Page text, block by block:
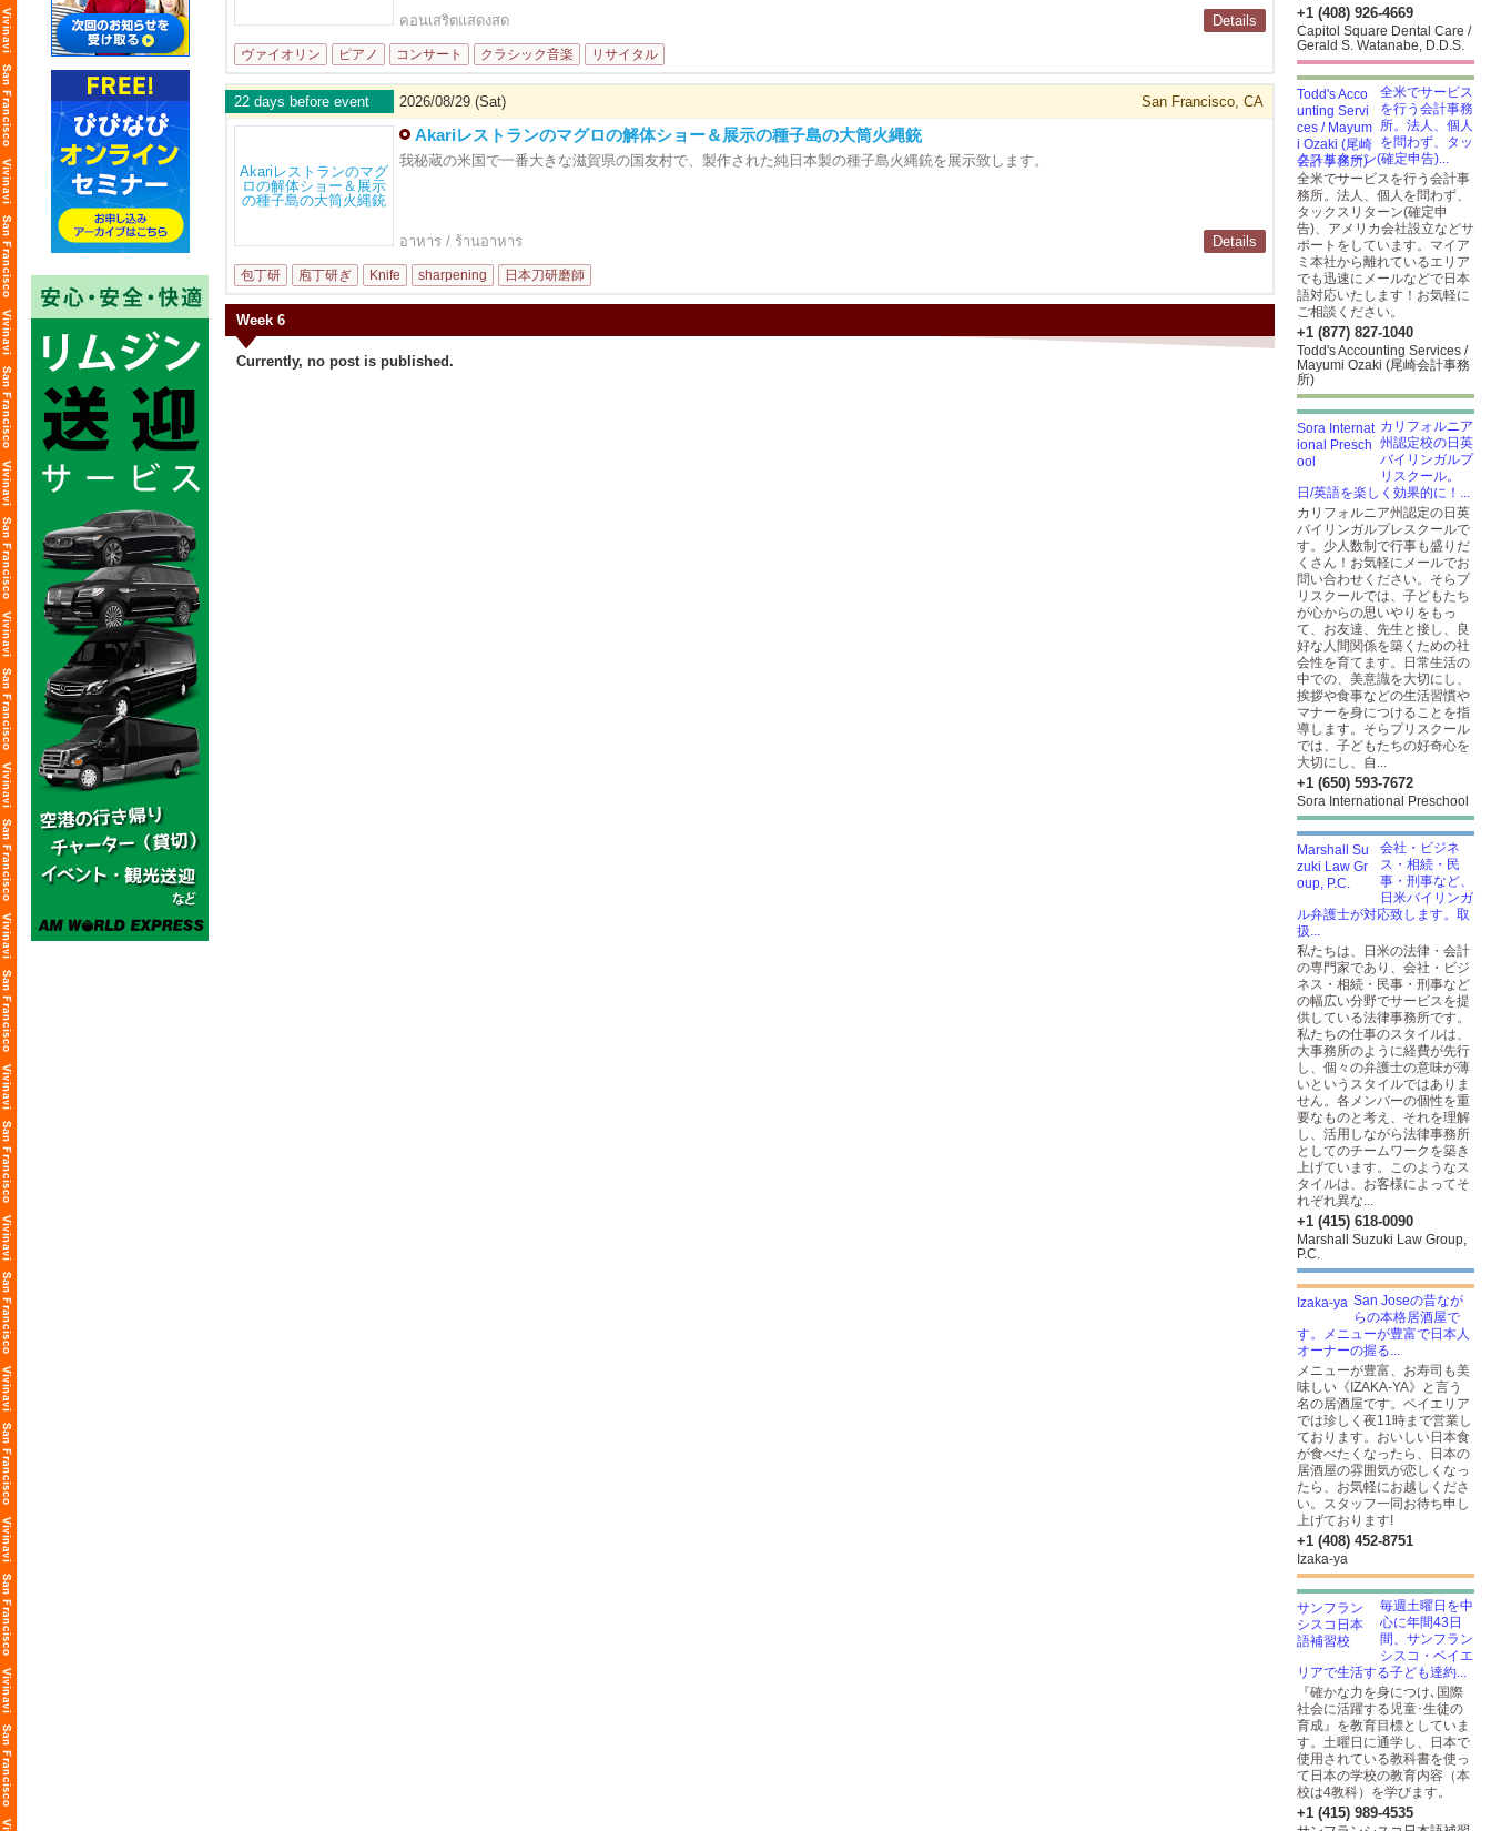
คอนเสริตแสดงสด Details
ヴァイオリン ピアノ コンサート クラシック音楽 リサイタル
22 days before event 2026/08/29 (Sat) San Francisco, CA
Akariレストランのマグロの解体ショー＆展示の種子島の大筒火縄銃
我秘蔵の米国で一番大きな滋賀県の国友村で、製作された純日本製の種子島火縄銃を展示致します。
อาหาร / ร้านอาหาร Details
包丁研 庖丁研ぎ Knife sharpening 日本刀研磨師
Week 6
Currently, no post is published.
+1 (408) 926-4669
Capitol Square Dental Care /
Gerald S. Watanabe, D.D.S.
全米でサービス
を行う会計事務
所。法人、個人
を問わず、タッ
クスリターン(確定申告)...
全米でサービスを行う会計事
務所。法人、個人を問わず、
タックスリターン(確定申
告)、アメリカ会社設立などサ
ポートをしています。マイア
ミ本社から離れているエリア
でも迅速にメールなどで日本
語対応いたします！お気軽に
ご相談ください。
+1 (877) 827-1040
Todd's Accounting Services /
Mayumi Ozaki (尾崎会計事務
所)
カリフォルニア
州認定校の日英
バイリンガルプ
リスクール。
日/英語を楽しく効果的に！...
カリフォルニア州認定の日英
バイリンガルプレスクールで
す。少人数制で行事も盛りだ
くさん！お気軽にメールでお
問い合わせください。そらプ
リスクールでは、子どもたち
が心からの思いやりをもっ
て、お友達、先生と接し、良
好な人間関係を築くための社
会性を育てます。日常生活の
中での、美意識を大切にし、
挨拶や食事などの生活習慣や
マナーを身につけることを指
導します。そらプリスクール
では、子どもたちの好奇心を
大切にし、自...
+1 (650) 593-7672
Sora International Preschool
会社・ビジネ
ス・相続・民
事・刑事など、
日米バイリンガ
ル弁護士が対応致します。取
扱...
私たちは、日米の法律・会計
の専門家であり、会社・ビジ
ネス・相続・民事・刑事など
の幅広い分野でサービスを提
供している法律事務所です。
私たちの仕事のスタイルは、
大事務所のように経費が先行
し、個々の弁護士の意味が薄
いというスタイルではありま
せん。各メンバーの個性を重
要なものと考え、それを理解
し、活用しながら法律事務所
としてのチームワークを築き
上げています。このようなス
タイルは、お客様によってそ
れぞれ異な...
+1 (415) 618-0090
Marshall Suzuki Law Group,
P.C.
San Joseの昔なが
らの本格居酒屋で
す。メニューが豊富で日本人
オーナーの握る...
メニューが豊富、お寿司も美
味しい《IZAKA-YA》と言う
名の居酒屋です。ベイエリア
では珍しく夜11時まで営業し
ております。おいしい日本食
が食べたくなったら、日本の
居酒屋の雰囲気が恋しくなっ
たら、お気軽にお越しくださ
い。スタッフ一同お待ち申し
上げております!
+1 (408) 452-8751
Izaka-ya
毎週土曜日を中
心に年間43日
間、サンフラン
シスコ・ベイエ
リアで生活する子ども達約...
『確かな力を身につけ､国際
社会に活躍する児童･生徒の
育成』を教育目標としていま
す。土曜日に通学し、日本で
使用されている教科書を使っ
て日本の学校の教育内容（本
校は4教科）を学びます。
+1 (415) 989-4535